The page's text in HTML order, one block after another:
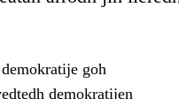
goh
demokratijen